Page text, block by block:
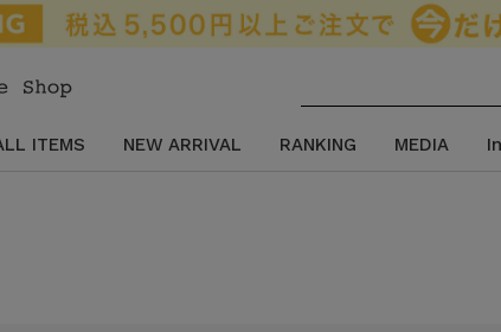
ITEMS NEW ARRIVAL RANKING MEDIA